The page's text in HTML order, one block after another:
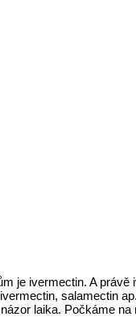
je ivermectin. A
salamectin
laika. Počkáme na